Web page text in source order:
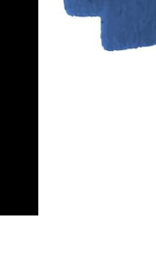
ျှော်ရည်ထဲကို အိမ်သုံးဆာ
ားကျွတ်တာကို တော်
တာမို့ ခေါင်းလျှော်ပ
ျင်တာကတော့ အပေါ်က